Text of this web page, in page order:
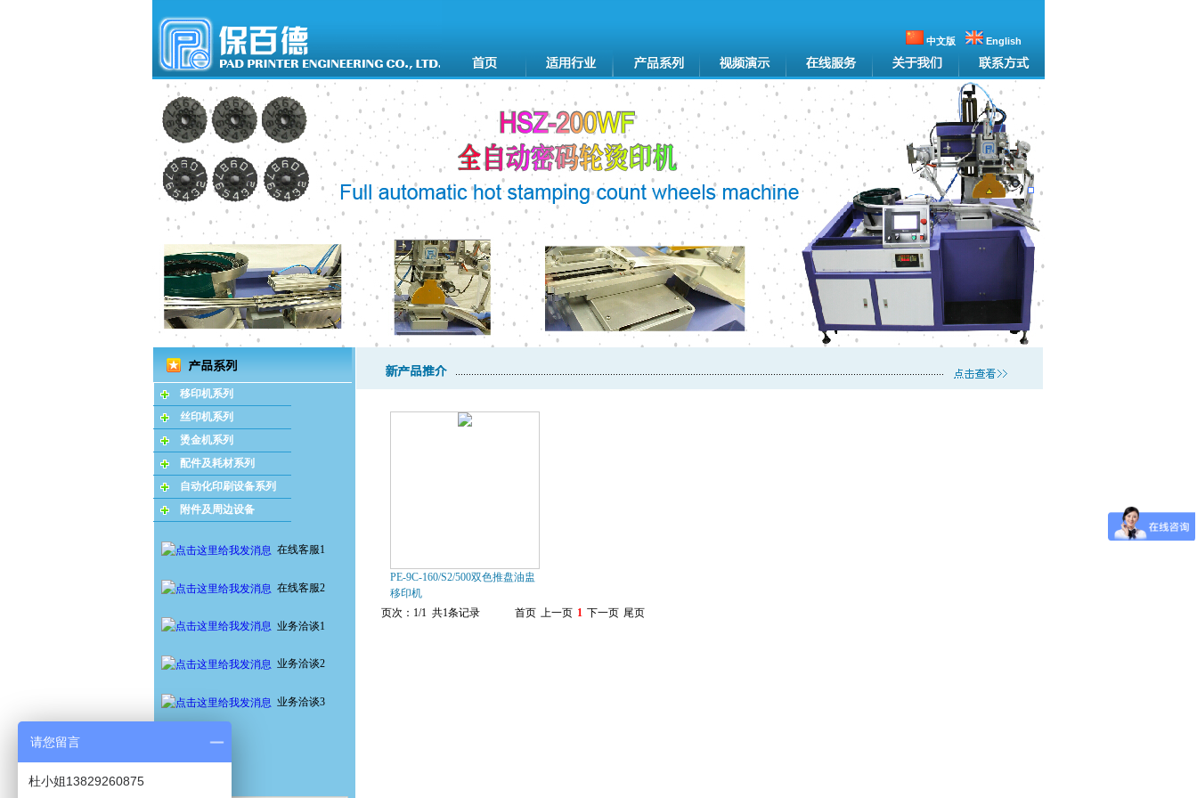
中文版 English
移印机系列
丝印机系列
烫金机系列
配件及耗材系列
自动化印刷设备系列
附件及周边设备
在线客服1
在线客服2
业务洽谈1
业务洽谈2
业务洽谈3
PE-9C-160/S2/500双色推盘油盅
移印机
页次：1/1 共1条记录
首页 上一页 1 下一页 尾页
请您留言
杜小姐13829260875